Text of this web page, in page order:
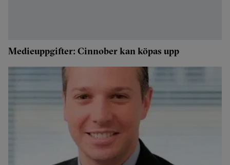
Medieuppgifter: Cinnober kan köpas upp